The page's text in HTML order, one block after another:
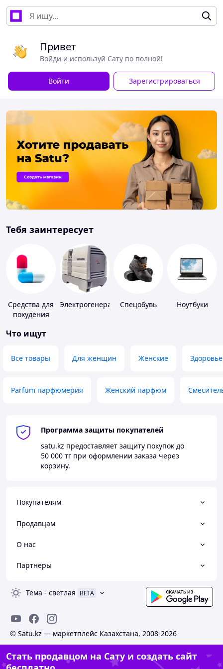
Привет
Войди и используй Сату по полной!
Войти Зарегистрироваться
Тебя заинтересует
Средства для
похудения
ЭлектрогенераторыСпецобувь Ноутбуки
Что ищут
Все товары Для женщин Женские Здоровье
Parfum парфюмерия Женский парфюм
Программа защиты покупателей
satu.kz предоставляет защиту покупок до
50 000 тг при оформлении заказа через
корзину.
Покупателям
Продавцам
О нас
Партнеры
Тема - светлая BETA
© Satu.kz — маркетплейс Казахстана, 2008-2026
Стать продавцом на Сату и создать сайт